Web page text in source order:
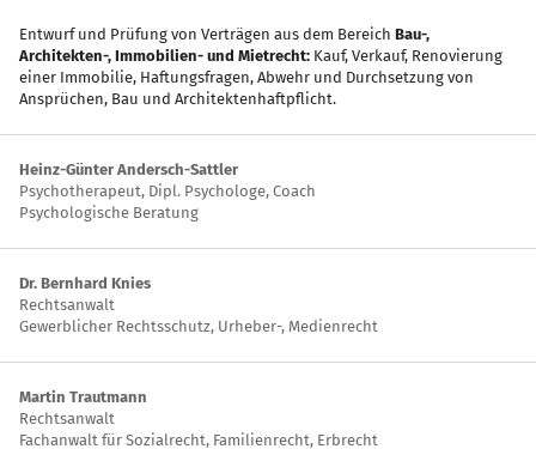
Entwurf und Prüfung von Verträgen aus dem BereichBau-,
Architekten-, Immobilien- und Mietrecht: Kauf, Verkauf, Renovierung
einer Immobilie, Haftungsfragen, Abwehr und Durchsetzung von
Ansprüchen, Bau und Architektenhaftpflicht.
Heinz-Günter Andersch-Sattler
Psychotherapeut, Dipl. Psychologe, Coach
Psychologische Beratung
Dr. Bernhard Knies
Rechtsanwalt
Gewerblicher Rechtsschutz, Urheber-, Medienrecht
Martin Trautmann
Rechtsanwalt
Fachanwalt für Sozialrecht, Familienrecht, Erbrecht